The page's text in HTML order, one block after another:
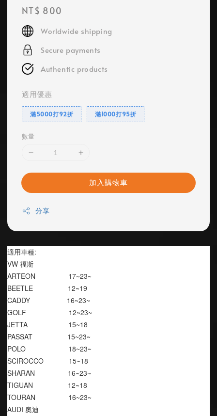
Regular
price
NT$ 800
Worldwide shipping
Secure payments
Authentic products
適用優惠
滿5000打92折 滿1000打95折
數量
加入購物車
分享
適用車種:
VW 福斯
ARTEON                 17~23~
BEETLE                  12~19
CADDY                   16~23~
GOLF                      12~23~
JETTA                     15~18
PASSAT                  15~23~
POLO                      18~23~
SCIROCCO             15~18
SHARAN                 16~23~
TIGUAN                  12~18
TOURAN                 16~23~
AUDI 奧迪